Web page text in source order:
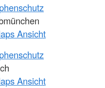
Ansicht
Ansicht